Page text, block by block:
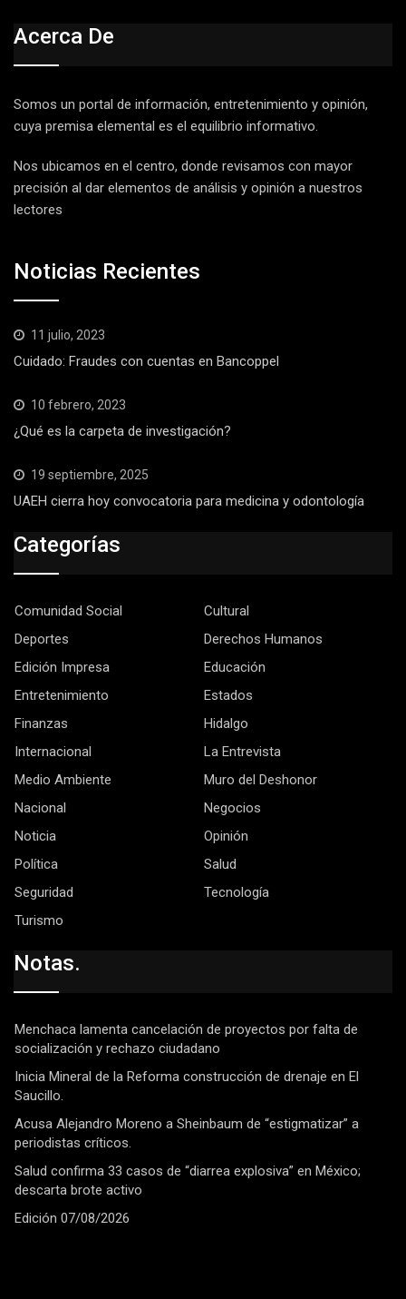
Acerca De
Somos un portal de información, entretenimiento y opinión,
cuya premisa elemental es el equilibrio informativo.
Nos ubicamos en el centro, donde revisamos con mayor
precisión al dar elementos de análisis y opinión a nuestros
lectores
Noticias Recientes
11 julio, 2023
Cuidado: Fraudes con cuentas en Bancoppel
10 febrero, 2023
¿Qué es la carpeta de investigación?
19 septiembre, 2025
UAEH cierra hoy convocatoria para medicina y odontología
Categorías
Comunidad Social
Cultural
Deportes
Derechos Humanos
Edición Impresa
Educación
Entretenimiento
Estados
Finanzas
Hidalgo
Internacional
La Entrevista
Medio Ambiente
Muro del Deshonor
Nacional
Negocios
Noticia
Opinión
Política
Salud
Seguridad
Tecnología
Turismo
Notas.
Menchaca lamenta cancelación de proyectos por falta de
socialización y rechazo ciudadano
Inicia Mineral de la Reforma construcción de drenaje en El
Saucillo.
Acusa Alejandro Moreno a Sheinbaum de “estigmatizar” a
periodistas críticos.
Salud confirma 33 casos de “diarrea explosiva” en México;
descarta brote activo
Edición 07/08/2026